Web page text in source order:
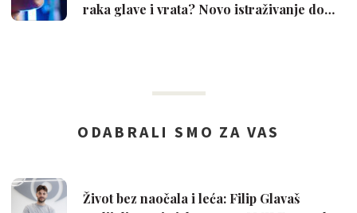
raka glave i vrata? Novo istraživanje do…